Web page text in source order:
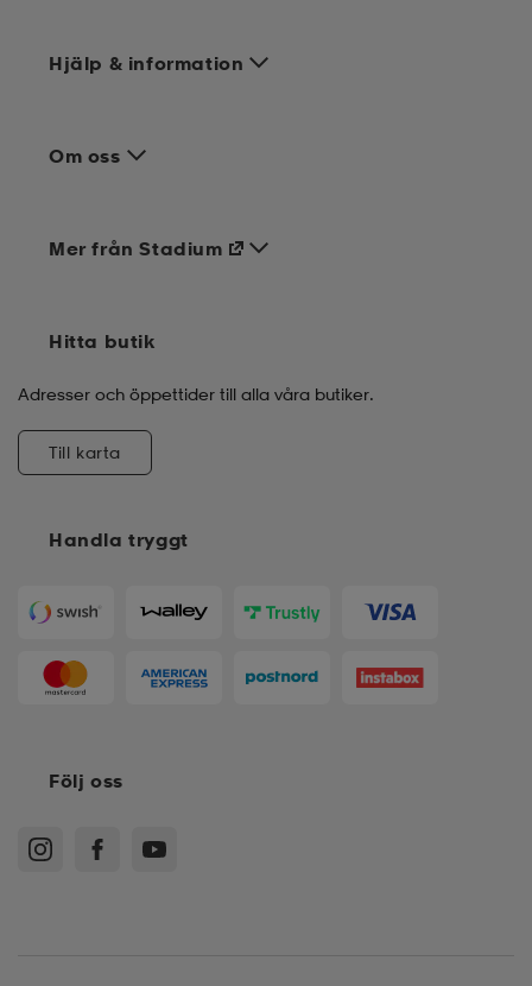
Hjälp & information
Om oss
Handla tryggt
Mer från Stadium
Hitta butik
Adresser och öppettider till alla våra butiker.
Till karta
Följ oss